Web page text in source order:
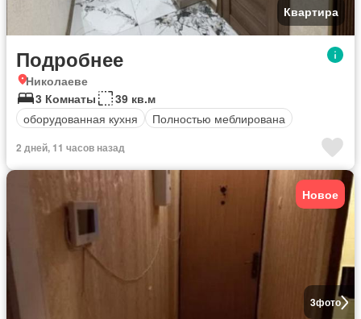
Квартира
Подробнее
Николаеве
3 Комнаты
39 кв.м
оборудованная кухня
Полностью меблирована
2 дней, 11 часов назад
3фото
Новое